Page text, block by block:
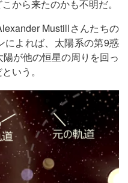
から来たのかも不明だ。
Mustillさんたちの
によれば、太陽系の第9惑
が他の恒星の周りを回っ
いう。